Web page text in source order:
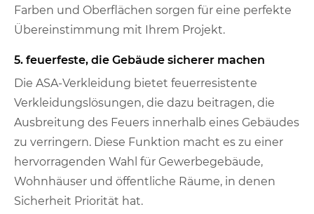
Farben und Oberflächen sorgen für eine perfekte
Übereinstimmung mit Ihrem Projekt.
5. feuerfeste, die Gebäude sicherer machen
Die ASA-Verkleidung bietet feuerresistente
Verkleidungslösungen, die dazu beitragen, die
Ausbreitung des Feuers innerhalb eines Gebäudes
zu verringern. Diese Funktion macht es zu einer
hervorragenden Wahl für Gewerbegebäude,
Wohnhäuser und öffentliche Räume, in denen
Sicherheit Priorität hat.